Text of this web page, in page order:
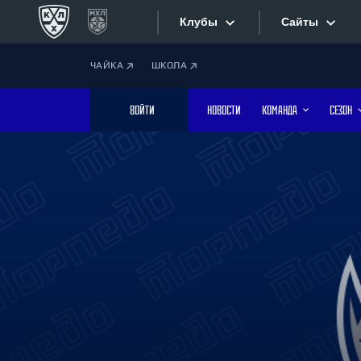
Клубы
Дивизион Боброва
Лада
Сайты
Фотобанк
ЧАЙКА ШКОЛА
ВОЙТИ НОВОСТИ КОМАНДА СЕЗОН